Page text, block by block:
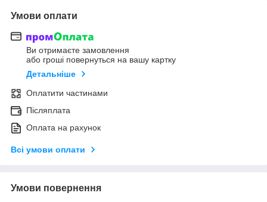
Умови оплати
Ви отримаєте замовлення
або гроші повернуться на вашу картку
Детальніше
Оплатити частинами
Післяплата
Оплата на рахунок
Всі умови оплати
Умови повернення